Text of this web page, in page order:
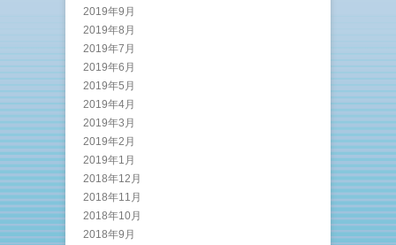
2019年9月
2019年8月
2019年7月
2019年6月
2019年5月
2019年4月
2019年3月
2019年2月
2019年1月
2018年12月
2018年11月
2018年10月
2018年9月